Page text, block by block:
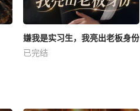
嫌我是实习生，我亮出老板身份
已完结